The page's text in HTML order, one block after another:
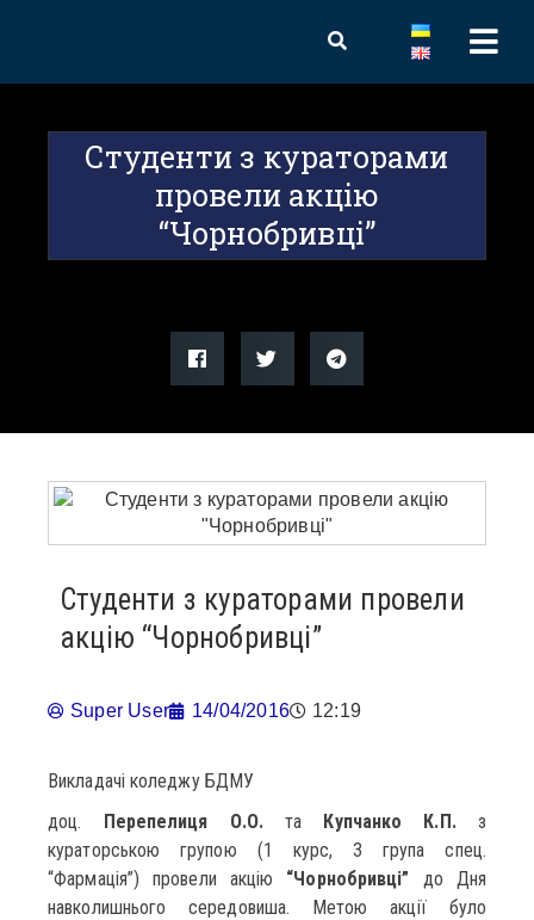
Студенти з кураторами
провели акцію
“Чорнобривці”
Студенти з кураторами провели
акцію “Чорнобривці”
Super User 14/04/2016 12:19
Викладачі коледжу БДМУ
доц. Перепелиця О.О. та Купчанко К.П.з
кураторською групою (1 курс, 3 група спец.
“Фармація”) провели акцію “Чорнобривці” до Дня
навколишнього середовиша. Метою акції було